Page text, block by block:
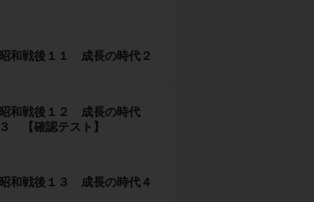
昭和戦後１１ 成長の時代２
昭和戦後１２ 成長の時代
３ 【確認テスト】
昭和戦後１３ 成長の時代４